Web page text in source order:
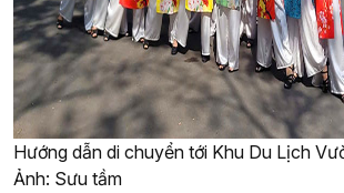
Hướng dẫn di chuyển tới Khu Du Lịch
Ảnh: Sưu tầm